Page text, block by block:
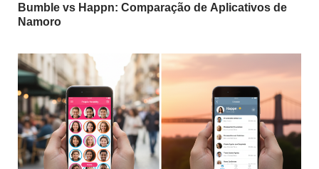
Bumble vs Happn: Comparação de Aplicativos de
Namoro